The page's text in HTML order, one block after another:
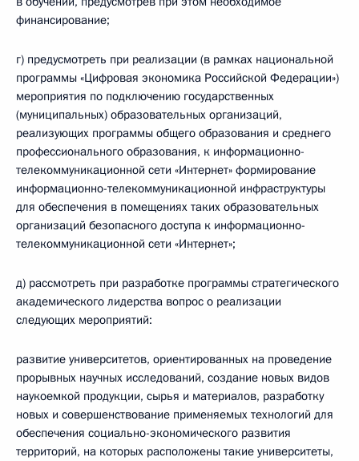
финансирование;
г) предусмотреть при реализации (в рамках национальной
программы «Цифровая экономика Российской Федерации»)
мероприятия по подключению государственных
(муниципальных) образовательных организаций,
реализующих программы общего образования и среднего
профессионального образования, к информационно-
телекоммуникационной сети «Интернет» формирование
информационно-телекоммуникационной инфраструктуры
для обеспечения в помещениях таких образовательных
организаций безопасного доступа к информационно-
телекоммуникационной сети «Интернет»;
д) рассмотреть при разработке программы стратегического
академического лидерства вопрос о реализации
следующих мероприятий:
развитие университетов, ориентированных на проведение
прорывных научных исследований, создание новых видов
наукоемкой продукции, сырья и материалов, разработку
новых и совершенствование применяемых технологий для
обеспечения социально-экономического развития
территорий, на которых расположены такие университеты,